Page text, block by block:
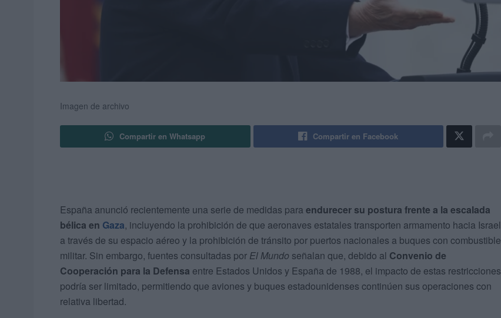
Imagen de archivo
Compartir en Whatsapp Compartir en Facebook
España anunció recientemente una serie de medidas para endurecer su postura frente a la escalada
bélica en Gaza, incluyendo la prohibición de que aeronaves estatales transporten armamento hacia Israel
a través de su espacio aéreo y la prohibición de tránsito por puertos nacionales a buques con combustible
militar. Sin embargo, fuentes consultadas por El Mundo señalan que, debido al Convenio de
Cooperación para la Defensa entre Estados Unidos y España de 1988, el impacto de estas restricciones
podría ser limitado, permitiendo que aviones y buques estadounidenses continúen sus operaciones con
relativa libertad.